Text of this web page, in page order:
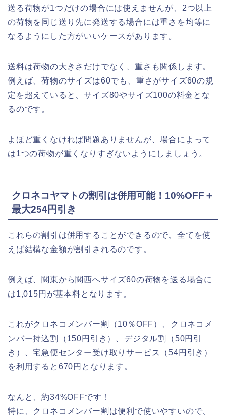
送る荷物が1つだけの場合には使えませんが、2つ以上
の荷物を同じ送り先に発送する場合には重さを均等に
なるようにした方がいいケースがあります。
送料は荷物の大きさだけでなく、重さも関係します。
例えば、荷物のサイズは60でも、重さがサイズ60の規
定を超えていると、サイズ80やサイズ100の料金とな
るのです。
よほど重くなければ問題ありませんが、場合によって
は1つの荷物が重くなりすぎないようにしましょう。
クロネコヤマトの割引は併用可能！10%OFF＋
最大254円引き
これらの割引は併用することができるので、全てを使
えば結構な金額が割引されるのです。
例えば、関東から関西へサイズ60の荷物を送る場合に
は1,015円が基本料となります。
これがクロネコメンバー割（10％OFF）、クロネコメ
ンバー持込割（150円引き）、デジタル割（50円引
き）、宅急便センター受け取りサービス（54円引き）
を利用すると670円となります。
なんと、約34%OFFです！
特に、クロネコメンバー割は便利で使いやすいので、